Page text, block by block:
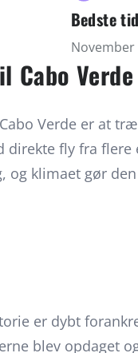
Bedste
Cabo Verde
Verde er at
direkte fly fra
og klimaet gør
Aktiviteterne
opdagelser
med autentiske
er dybt
blev opdaget